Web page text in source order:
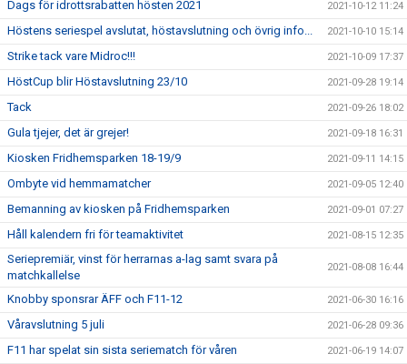
Dags för idrottsrabatten hösten 2021 2021-10-12 11:24
Höstens seriespel avslutat, höstavslutning och övrig info... 2021-10-10 15:14
Strike tack vare Midroc!!! 2021-10-09 17:37
HöstCup blir Höstavslutning 23/10 2021-09-28 19:14
Tack 2021-09-26 18:02
Gula tjejer, det är grejer! 2021-09-18 16:31
Kiosken Fridhemsparken 18-19/9 2021-09-11 14:15
Ombyte vid hemmamatcher 2021-09-05 12:40
Bemanning av kiosken på Fridhemsparken 2021-09-01 07:27
Håll kalendern fri för teamaktivitet 2021-08-15 12:35
Seriepremiär, vinst för herrarnas a-lag samt svara på
matchkallelse
2021-08-08 16:44
Knobby sponsrar ÄFF och F11-12 2021-06-30 16:16
Våravslutning 5 juli 2021-06-28 09:36
F11 har spelat sin sista seriematch för våren 2021-06-19 14:07